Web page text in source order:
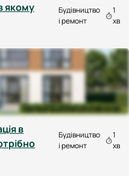
якому
Будівництво
і ремонт
1
хв
в
Будівництво
і ремонт
1
хв